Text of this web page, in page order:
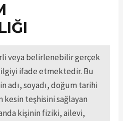
veya belirlenebilir gerçek
ifade etmektedir. Bu
adı, soyadı, doğum tarihi
teşhisini sağlayan
kişinin fiziki, ailevi,